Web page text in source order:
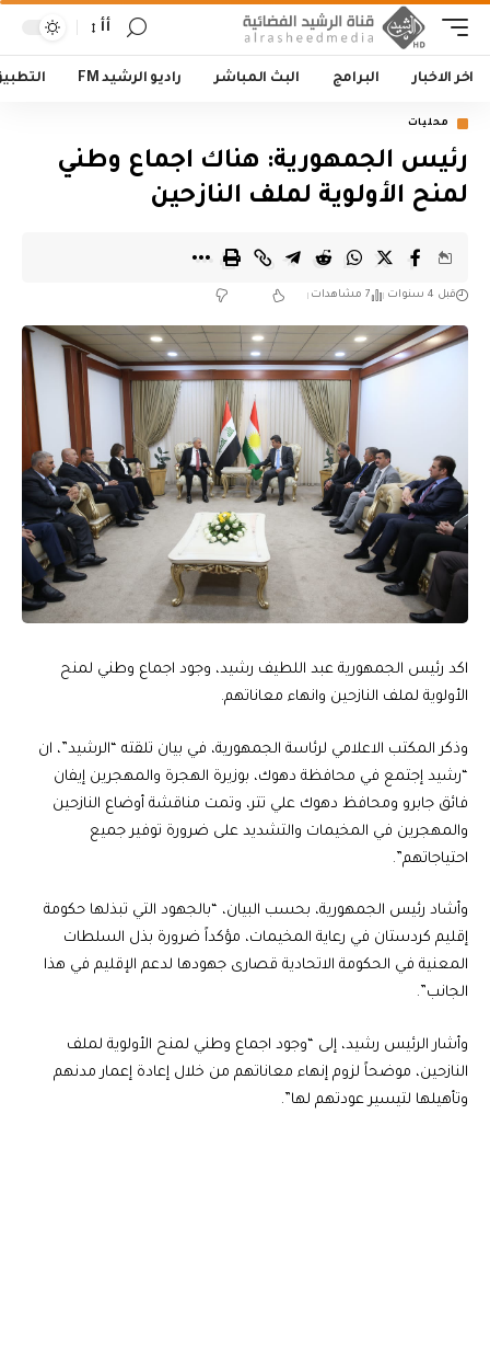
أأ
اخر الاخبار البرامج البث المباشر راديو الرشيد FM
محليات
رئيس الجمهورية: هناك اجماع وطني
لمنح الأولوية لملف النازحين
قبل 4 سنوات 7 مشاهدات
اكد رئيس الجمهورية عبد اللطيف رشيد، وجود اجماع وطني لمنح
الأولوية لملف النازحين وانهاء معاناتهم.
وذكر المكتب الاعلامي لرئاسة الجمهورية، في بيان تلقته “الرشيد”، ان
“رشيد إجتمع في محافظة دهوك، بوزيرة الهجرة والمهجرين إيفان
فائق جابرو ومحافظ دهوك علي تتر، وتمت مناقشة أوضاع النازحين
والمهجرين في المخيمات والتشديد على ضرورة توفير جميع
احتياجاتهم”.
وأشاد رئيس الجمهورية، بحسب البيان، “بالجهود التي تبذلها حكومة
إقليم كردستان في رعاية المخيمات، مؤكداً ضرورة بذل السلطات
المعنية في الحكومة الاتحادية قصارى جهودها لدعم الإقليم في هذا
الجانب”.
وأشار الرئيس رشيد، إلى “وجود اجماع وطني لمنح الأولوية لملف
النازحين، موضحاً لزوم إنهاء معاناتهم من خلال إعادة إعمار مدنهم
وتأهيلها لتيسير عودتهم لها”.